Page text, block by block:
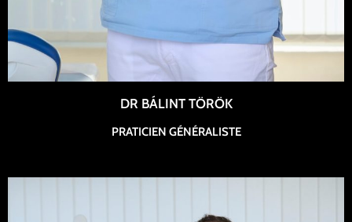
DR BÁLINT TÖRÖK
PRATICIEN GÉNÉRALISTE